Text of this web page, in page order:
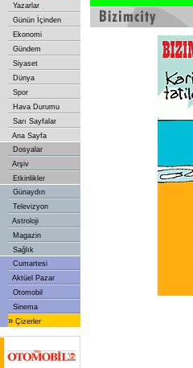
Yazarlar
Günün İçinden
Ekonomi
Gündem
Siyaset
Dünya
Spor
Hava Durumu
Sarı Sayfalar
Ana Sayfa
Dosyalar
Arşiv
Etkinlikler
Günaydın
Televizyon
Astroloji
Magazin
Sağlık
Cumartesi
Aktüel Pazar
Otomobil
Sinema
» Çizerler